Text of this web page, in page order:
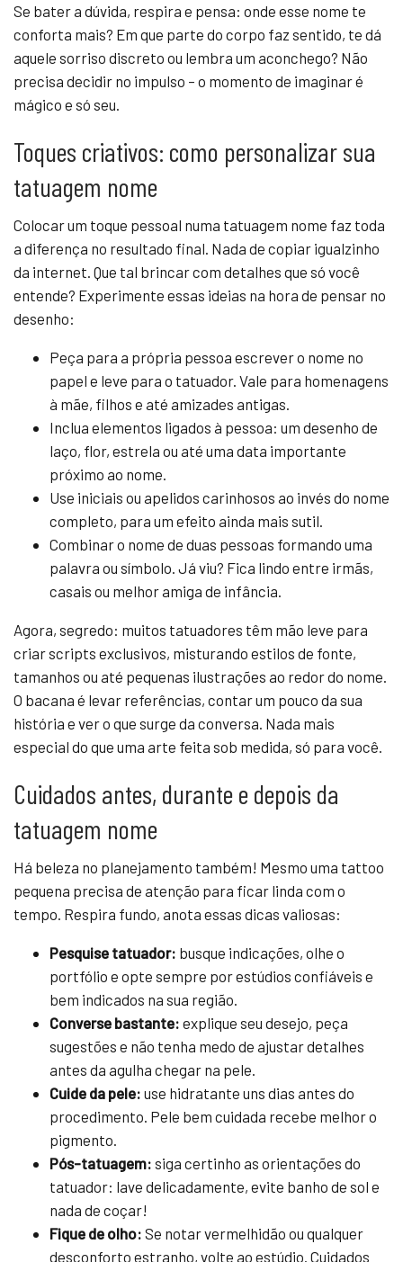
Se bater a dúvida, respira e pensa: onde esse nome te
conforta mais? Em que parte do corpo faz sentido, te dá
aquele sorriso discreto ou lembra um aconchego? Não
precisa decidir no impulso – o momento de imaginar é
mágico e só seu.
Toques criativos: como personalizar sua
tatuagem nome
Colocar um toque pessoal numa tatuagem nome faz toda
a diferença no resultado final. Nada de copiar igualzinho
da internet. Que tal brincar com detalhes que só você
entende? Experimente essas ideias na hora de pensar no
desenho:
Peça para a própria pessoa escrever o nome no
papel e leve para o tatuador. Vale para homenagens
à mãe, filhos e até amizades antigas.
Inclua elementos ligados à pessoa: um desenho de
laço, flor, estrela ou até uma data importante
próximo ao nome.
Use iniciais ou apelidos carinhosos ao invés do nome
completo, para um efeito ainda mais sutil.
Combinar o nome de duas pessoas formando uma
palavra ou símbolo. Já viu? Fica lindo entre irmãs,
casais ou melhor amiga de infância.
Agora, segredo: muitos tatuadores têm mão leve para
criar scripts exclusivos, misturando estilos de fonte,
tamanhos ou até pequenas ilustrações ao redor do nome.
O bacana é levar referências, contar um pouco da sua
história e ver o que surge da conversa. Nada mais
especial do que uma arte feita sob medida, só para você.
Cuidados antes, durante e depois da
tatuagem nome
Há beleza no planejamento também! Mesmo uma tattoo
pequena precisa de atenção para ficar linda com o
tempo. Respira fundo, anota essas dicas valiosas:
Pesquise tatuador: busque indicações, olhe o
portfólio e opte sempre por estúdios confiáveis e
bem indicados na sua região.
Converse bastante: explique seu desejo, peça
sugestões e não tenha medo de ajustar detalhes
antes da agulha chegar na pele.
Cuide da pele: use hidratante uns dias antes do
procedimento. Pele bem cuidada recebe melhor o
pigmento.
Pós-tatuagem: siga certinho as orientações do
tatuador: lave delicadamente, evite banho de sol e
nada de coçar!
Fique de olho: Se notar vermelhidão ou qualquer
desconforto estranho, volte ao estúdio. Cuidados